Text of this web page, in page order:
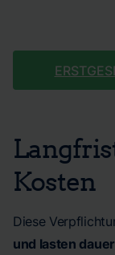
Kosten
Diese
und lasten